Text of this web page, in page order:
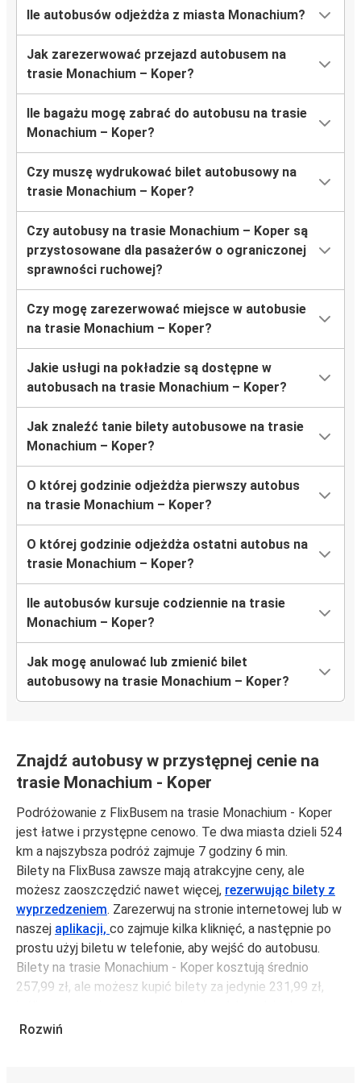
Ile autobusów odjeżdża z miasta Monachium?
Jak zarezerwować przejazd autobusem na
trasie Monachium – Koper?
Ile bagażu mogę zabrać do autobusu na trasie
Monachium – Koper?
Czy muszę wydrukować bilet autobusowy na
trasie Monachium – Koper?
Czy autobusy na trasie Monachium – Koper są
przystosowane dla pasażerów o ograniczonej
sprawności ruchowej?
Czy mogę zarezerwować miejsce w autobusie
na trasie Monachium – Koper?
Jakie usługi na pokładzie są dostępne w
autobusach na trasie Monachium – Koper?
Jak znaleźć tanie bilety autobusowe na trasie
Monachium – Koper?
O której godzinie odjeżdża pierwszy autobus
na trasie Monachium – Koper?
O której godzinie odjeżdża ostatni autobus na
trasie Monachium – Koper?
Ile autobusów kursuje codziennie na trasie
Monachium – Koper?
Jak mogę anulować lub zmienić bilet
autobusowy na trasie Monachium – Koper?
Znajdź autobusy w przystępnej cenie na
trasie Monachium - Koper
Podróżowanie z FlixBusem na trasie Monachium - Koper
jest łatwe i przystępne cenowo. Te dwa miasta dzieli 524
km a najszybsza podróż zajmuje 7 godziny 6 min.
Bilety na FlixBusa zawsze mają atrakcyjne ceny, ale
możesz zaoszczędzić nawet więcej, rezerwując bilety z
wyprzedzeniem. Zarezerwuj na stronie internetowej lub w
naszej aplikacji, co zajmuje kilka kliknięć, a następnie po
prostu użyj biletu w telefonie, aby wejść do autobusu.
Bilety na trasie Monachium - Koper kosztują średnio
257,99 zł, ale możesz kupić bilety za jedynie 231,99 zł,
unikając weekendów i świąt. Aby podróżować szybko,
Rozwiń